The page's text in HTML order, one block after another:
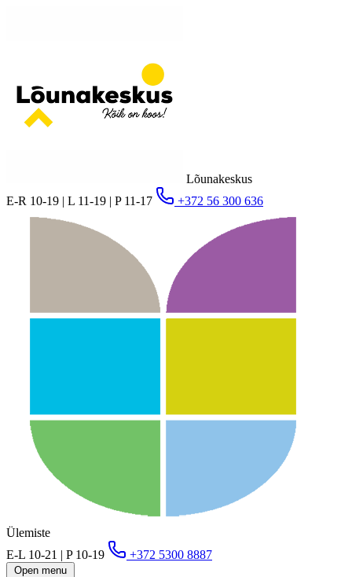
Lõunakeskus
E-R 10-19 | L 11-19 | P 11-17
+372 56 300 636
Ülemiste
E-L 10-21 | P 10-19
+372 5300 8887
Open menu